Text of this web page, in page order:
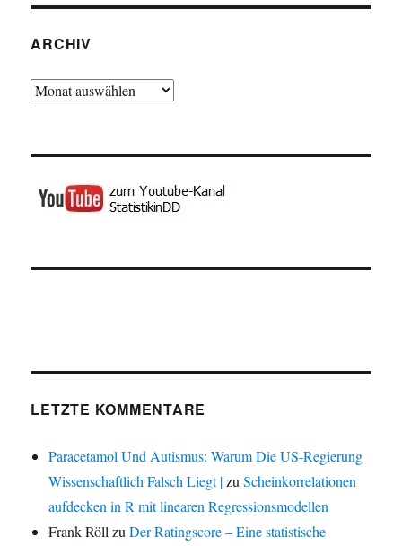
ARCHIV
Archiv
LETZTE KOMMENTARE
Paracetamol Und Autismus: Warum Die US-Regierung
Wissenschaftlich Falsch Liegt |zuScheinkorrelationen
aufdecken in R mit linearen Regressionsmodellen
Frank RöllzuDer Ratingscore – Eine statistische